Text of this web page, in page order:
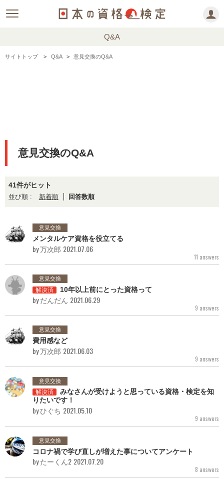
Q&A
サイトトップ Q&A 意見交換のQ&A
意見交換のQ&A
41件がヒット
新着順 回答数順
意見交換
メンタルケア資格を役立てる
by 万次郎 2021.07.06
11 answers
意見交換
解決済 10年以上前にとった資格って
by だんだん 2021.06.29
9 answers
意見交換
費用感など
by 万次郎 2021.06.03
9 answers
意見交換
解決済
みなさんが受けようと思っている資格・検定を知
りたいです！
by ひぐち 2021.05.10
9 answers
意見交換
コロナ禍で学び直しが増えた事についてアンケート
by たーくん2 2021.07.20
8 answers